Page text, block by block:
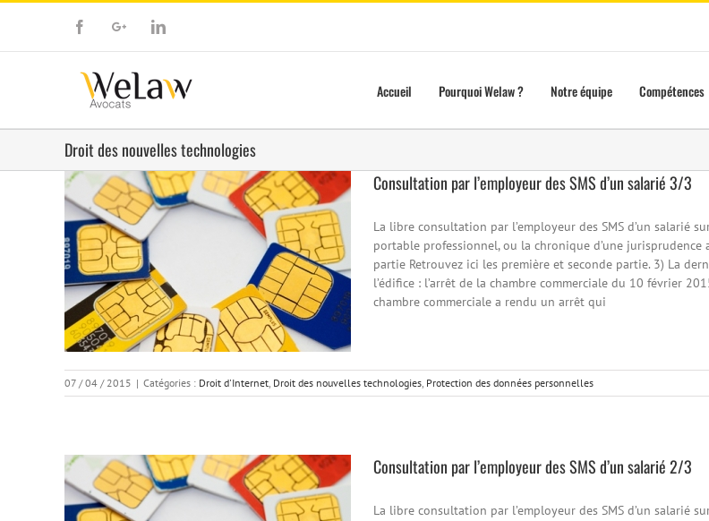
FacebookGoogle+Linkedin
Accueil Pourquoi Welaw ? Notre équipe Compétences
Droit des nouvelles technologies
Consultation par l’employeur des SMS d’un salarié 3/3
La libre consultation par l’employeur des SMS d’un salarié
portable professionnel, ou la chronique d’une jurisprudence
partie Retrouvez ici les première et seconde partie. 3) La
l’édifice : l’arrêt de la chambre commerciale du 10 février
chambre commerciale a rendu un arrêt qui
07 / 04 / 2015 | Catégories : Droit d'Internet, Droit des nouvelles technologies, Protection des données personnelles
Consultation par l’employeur des SMS d’un salarié 2/3
La libre consultation par l’employeur des SMS d’un salarié